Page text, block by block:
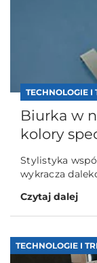
TECHNOLOGIE I
Biurka w
kolory
Stylistyka
wykracza
Czytaj dalej
TECHNOLOGIE I